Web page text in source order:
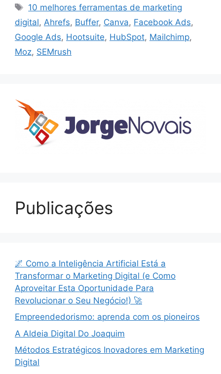
Etiquetas
10 melhores ferramentas de marketing
digital, Ahrefs, Buffer, Canva, Facebook Ads,
Google Ads, Hootsuite, HubSpot, Mailchimp,
Moz, SEMrush
Publicações
🌌 Como a Inteligência Artificial Está a
Transformar o Marketing Digital (e Como
Aproveitar Esta Oportunidade Para
Revolucionar o Seu Negócio!) 🚀
Empreendedorismo: aprenda com os pioneiros
A Aldeia Digital Do Joaquim
Métodos Estratégicos Inovadores em Marketing
Digital